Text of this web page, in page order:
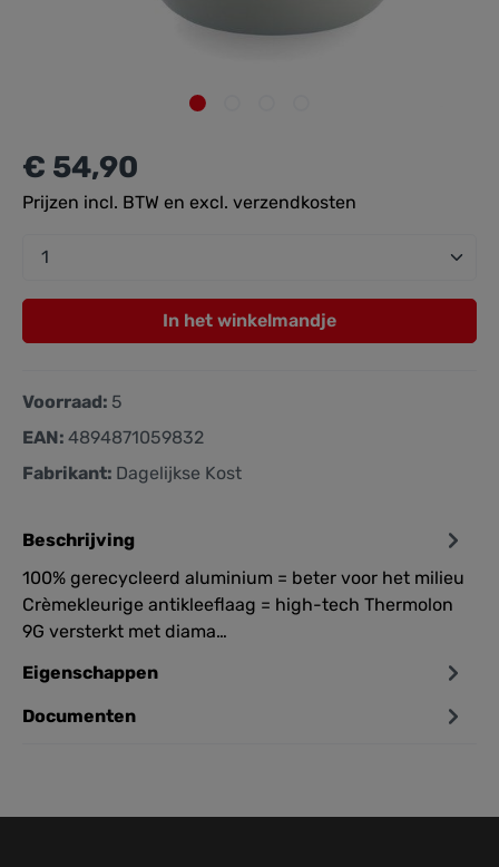
€ 54,90
Prijzen incl. BTW en excl. verzendkosten
In het winkelmandje
Voorraad: 5
EAN: 4894871059832
Fabrikant: Dagelijkse Kost
Beschrijving
100% gerecycleerd aluminium = beter voor het milieu
Crèmekleurige antikleeflaag = high-tech Thermolon
9G versterkt met diama…
Eigenschappen
Documenten